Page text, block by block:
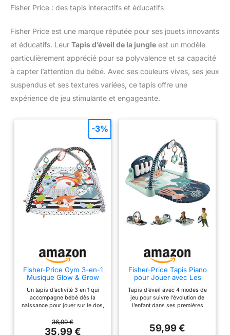
Fisher Price : des tapis interactifs et éducatifs
Fisher Price est une marque réputée pour ses jouets innovants
et éducatifs. Leur Tapis d’éveil de la jungle est un modèle
particulièrement apprécié pour sa polyvalence et sa capacité
à capter l’attention du bébé. Avec ses couleurs vives, ses jeux
suspendus et ses textures variées, ce tapis offre une
expérience de jeu stimulante et engageante.
Fisher-Price Gym 3-en-1
Musique Glow & Grow
Un tapis d’activité 3 en 1 qui
accompagne bébé dès la
naissance pour jouer sur le dos,
Inclut 5 jouets pour bébés :
loutre musique et lumières avec
36,99 €
35,99 €
-3%
Fisher-Price Tapis Piano
pour Jouer avec Les
Tapis d’éveil avec 4 modes de
jeu pour suivre l’évolution de
l’enfant dans ses premières
peut jouer de la musique avec
59,99 €